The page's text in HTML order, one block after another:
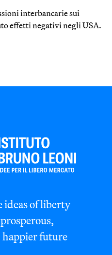
interbancarie sui
effetti negativi negli USA.
of liberty
future